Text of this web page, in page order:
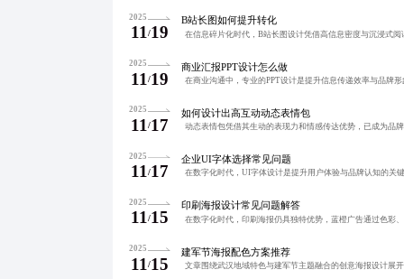
2025
11/19
B站长图如何提升转化
2025
11 /19
商业汇报PPT设计怎么做
2025
11 /17
如何设计出高互动动态表情包
2025
11 /17
企业UI字体选择常见问题
2025
11/15
印刷海报设计常见问题解答
2025
11 /15
建军节海报配色方案推荐